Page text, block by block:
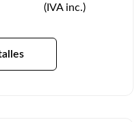
(IVA inc.)